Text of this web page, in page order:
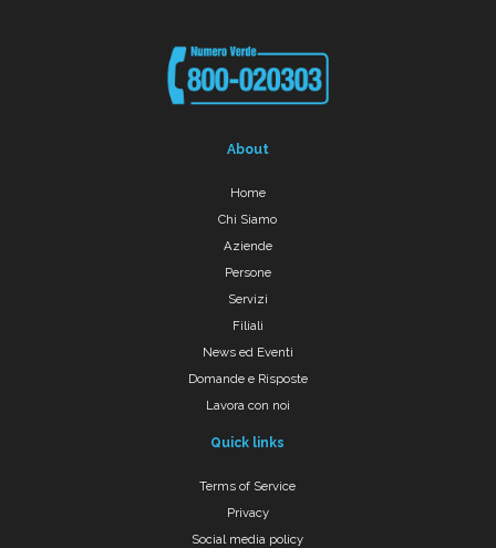
About
Home
Chi Siamo
Aziende
Persone
Servizi
Filiali
News ed Eventi
Domande e Risposte
Lavora con noi
Quick links
Terms of Service
Privacy
Social media policy